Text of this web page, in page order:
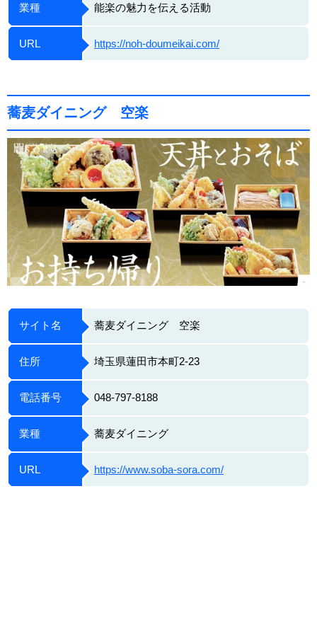
業種 能楽の魅力を伝える活動
URL https://noh-doumeikai.com/
蕎麦ダイニング 空楽
サイト名 蕎麦ダイニング 空楽
住所 埼玉県蓮田市本町2-23
電話番号 048-797-8188
業種 蕎麦ダイニング
URL https://www.soba-sora.com/